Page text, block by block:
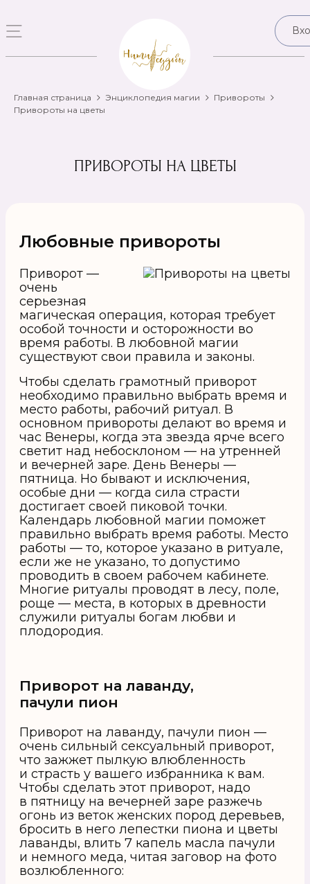
Главная страница Энциклопедия магии
Привороты
Привороты на цветы
ПРИВОРОТЫ НА ЦВЕТЫ
Любовные привороты
Приворот —
очень
серьезная
магическая операция, которая требует
особой точности и осторожности во
время работы. В любовной магии
существуют свои правила и законы.
Чтобы сделать грамотный приворот
необходимо правильно выбрать время и
место работы, рабочий ритуал. В
основном привороты делают во время и
час Венеры, когда эта звезда ярче всего
светит над небосклоном — на утренней
и вечерней заре. День Венеры —
пятница. Но бывают и исключения,
особые дни — когда сила страсти
достигает своей пиковой точки.
Календарь любовной магии поможет
правильно выбрать время работы. Место
работы — то, которое указано в ритуале,
если же не указано, то допустимо
проводить в своем рабочем кабинете.
Многие ритуалы проводят в лесу, поле,
роще — места, в которых в древности
служили ритуалы богам любви и
плодородия.
Приворот на лаванду,
пачули пион
Приворот на лаванду, пачули пион —
очень сильный сексуальный приворот,
что зажжет пылкую влюбленность
и страсть у вашего избранника к вам.
Чтобы сделать этот приворот, надо
в пятницу на вечерней заре разжечь
огонь из веток женских пород деревьев,
бросить в него лепестки пиона и цветы
лаванды, влить 7 капель масла пачули
и немного меда, читая заговор на фото
возлюбленного: